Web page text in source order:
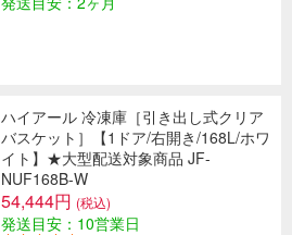
ハイアール 冷凍庫［引き出し式クリア
バスケット］【1ドア/右開き/168L/ホワ
イト】★大型配送対象商品 JF-
NUF168B-W
54,444円 (税込)
発送目安：10営業日